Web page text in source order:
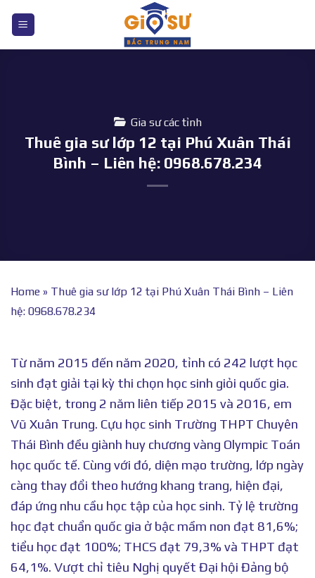
nội
Gia sư các tỉnh
Thuê gia sư lớp 12 tại Phú Xuân Thái
Bình – Liên hệ: 0968.678.234
Home » Thuê gia sư lớp 12 tại Phú Xuân Thái Bình – Liên
hệ: 0968.678.234
Từ năm 2015 đến năm 2020, tỉnh có 242 lượt học
sinh đạt giải tại kỳ thi chọn học sinh giỏi quốc gia.
Đặc biệt, trong 2 năm liên tiếp 2015 và 2016, em
Vũ Xuân Trung. Cựu học sinh Trường THPT Chuyên
Thái Bình đều giành huy chương vàng Olympic Toán
học quốc tế. Cùng với đó, diện mạo trường, lớp ngày
càng thay đổi theo hướng khang trang, hiện đại,
đáp ứng nhu cầu học tập của học sinh. Tỷ lệ trường
học đạt chuẩn quốc gia ở bậc mầm non đạt 81,6%;
tiểu học đạt 100%; THCS đạt 79,3% và THPT đạt
64,1%. Vượt chỉ tiêu Nghị quyết Đại hội Đảng bộ